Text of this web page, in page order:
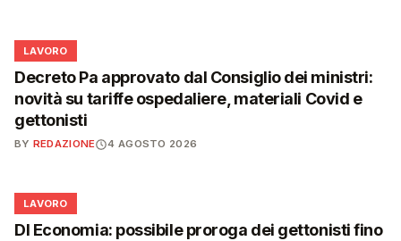
💼
LAVORO
Decreto Pa approvato dal Consiglio dei ministri:
novità su tariffe ospedaliere, materiali Covid e
gettonisti
BY REDAZIONE 4 AGOSTO 2026
💼
LAVORO
Dl Economia: possibile proroga dei gettonisti fino